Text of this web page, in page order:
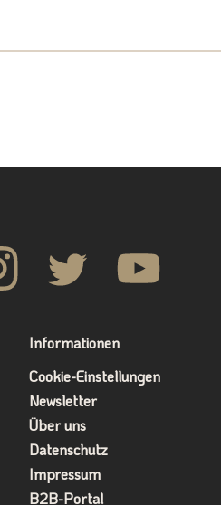
Informationen
Cookie-Einstellungen
Newsletter
Über uns
Datenschutz
Impressum
B2B-Portal